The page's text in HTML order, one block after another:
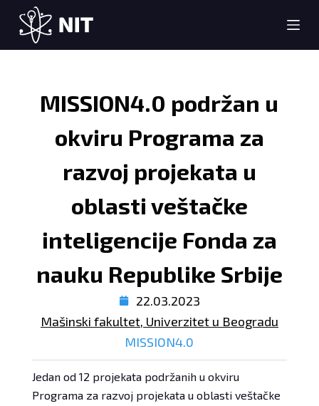
S
k
i
MISSION4.0 podržan u
okviru Programa za
razvoj projekata u
oblasti veštačke
inteligencije Fonda za
nauku Republike Srbije
22.03.2023
Mašinski fakultet, Univerzitet u Beogradu
MISSION4.0
Jedan od 12 projekata podržanih u okviru
Programa za razvoj projekata u oblasti veštačke